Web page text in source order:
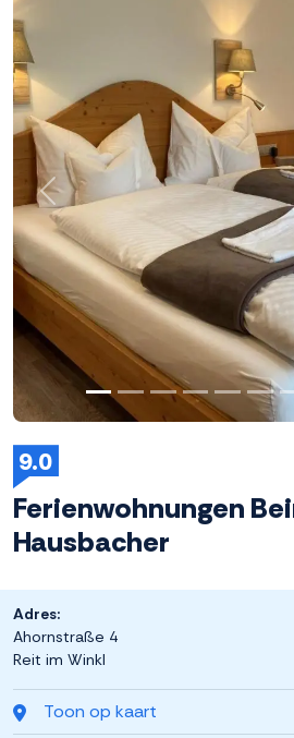
9.0
Ferienwohnungen
Hausbacher
Toon op kaart
Adres:
Ahornstraße 4
Reit im Winkl